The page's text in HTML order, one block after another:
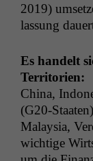
2019)
las­sung
Es han­delt
Territorien:
Chi­na,
(G20-
Malaysia,
wichtige